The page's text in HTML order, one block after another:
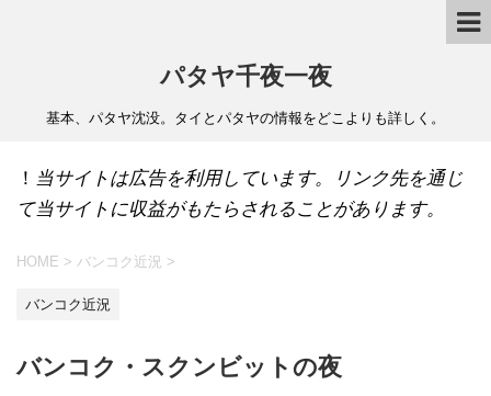
パタヤ千夜一夜
基本、パタヤ沈没。タイとパタヤの情報をどこよりも詳しく。
！ 当サイトは広告を利用しています。リンク先を通じ
て当サイトに収益がもたらされることがあります。
HOME > バンコク近況 >
バンコク近況
バンコク・スクンビットの夜